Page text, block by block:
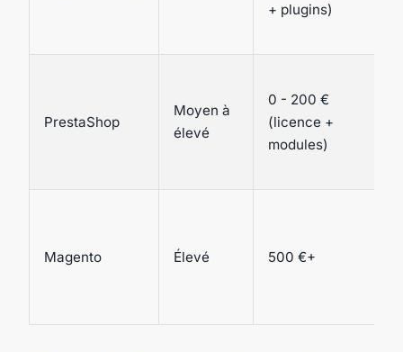
+ plugins)
PrestaShop
Moyen à
élevé
0 - 200 €
(licence +
modules)
Magento Élevé 500 €+